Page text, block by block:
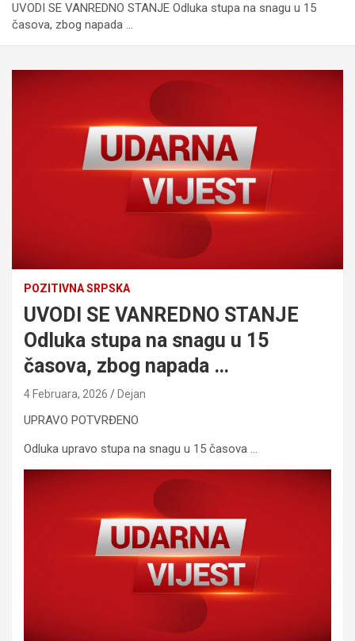
UVODI SE VANREDNO STANJE Odluka stupa na snagu u 15
časova, zbog napada …
POZITIVNA SRPSKA
UVODI SE VANREDNO STANJE
Odluka stupa na snagu u 15
časova, zbog napada …
4 Februara, 2026 Dejan
UPRAVO POTVRĐENO
Odluka upravo stupa na snagu u 15 časova …